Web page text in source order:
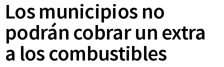
Los municipios no
podrán cobrar un extra
a los combustibles